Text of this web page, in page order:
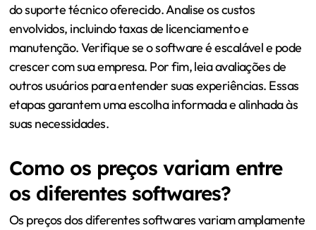
do suporte técnico oferecido. Analise os custos
envolvidos, incluindo taxas de licenciamento e
manutenção. Verifique se o software é escalável e pode
crescer com sua empresa. Por fim, leia avaliações de
outros usuários para entender suas experiências. Essas
etapas garantem uma escolha informada e alinhada às
suas necessidades.
Como os preços variam entre
os diferentes softwares?
Os preços dos diferentes softwares variam amplamente